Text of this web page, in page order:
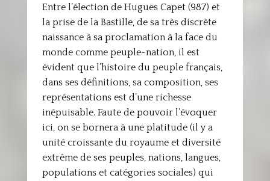
Entre l’élection de Hugues Capet (987) et
la prise de la Bastille, de sa très discrète
naissance à sa proclamation à la face du
monde comme peuple-nation, il est
évident que l’histoire du peuple français,
dans ses définitions, sa composition, ses
représentations est d’une richesse
inépuisable. Faute de pouvoir l’évoquer
ici, on se bornera à une platitude (il y a
unité croissante du royaume et diversité
extrême de ses peuples, nations, langues,
populations et catégories sociales) qui